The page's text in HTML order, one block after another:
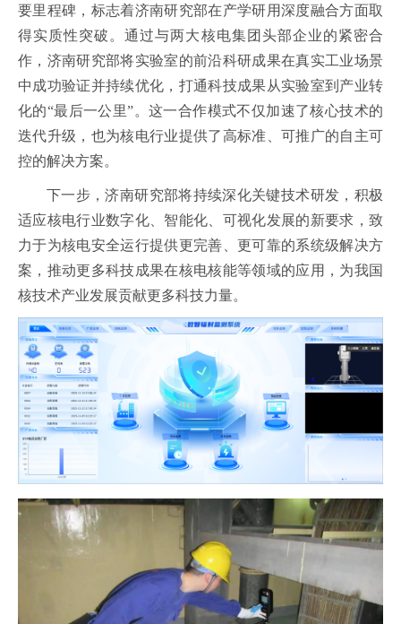
要里程碑，标志着济南研究部在产学研用深度融合方面取
得实质性突破。通过与两大核电集团头部企业的紧密合
作，济南研究部将实验室的前沿科研成果在真实工业场景
中成功验证并持续优化，打通科技成果从实验室到产业转
化的“最后一公里”。这一合作模式不仅加速了核心技术的
迭代升级，也为核电行业提供了高标准、可推广的自主可
控的解决方案。
下一步，济南研究部将持续深化关键技术研发，积极
适应核电行业数字化、智能化、可视化发展的新要求，致
力于为核电安全运行提供更完善、更可靠的系统级解决方
案，推动更多科技成果在核电核能等领域的应用，为我国
核技术产业发展贡献更多科技力量。